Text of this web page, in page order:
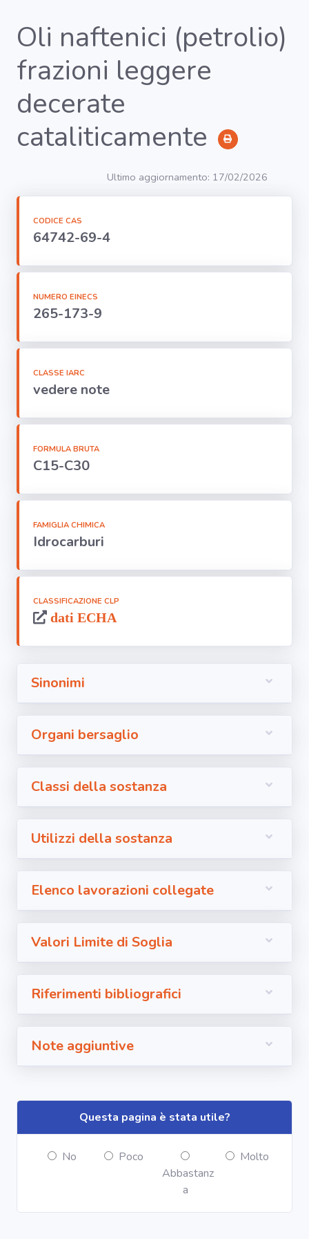
RICERCA
Agenti
Lavorazioni
bersaglio
Visualizza
Segnala dati
area riservata
Torna alla
Oli naftenici (petrolio)
frazioni leggere
decerate
cataliticamente
Ultimo aggiornamento: 17/02/2026
CODICE CAS
64742-69-4
NUMERO EINECS
265-173-9
CLASSE IARC
vedere note
FORMULA BRUTA
C15-C30
FAMIGLIA CHIMICA
Idrocarburi
CLASSIFICAZIONE CLP
dati ECHA
Sinonimi
Organi bersaglio
Classi della sostanza
Utilizzi della sostanza
Elenco lavorazioni collegate
Valori Limite di Soglia
Riferimenti bibliografici
Note aggiuntive
Questa pagina è stata utile?
No
Poco
Abbastanz
a
Molto